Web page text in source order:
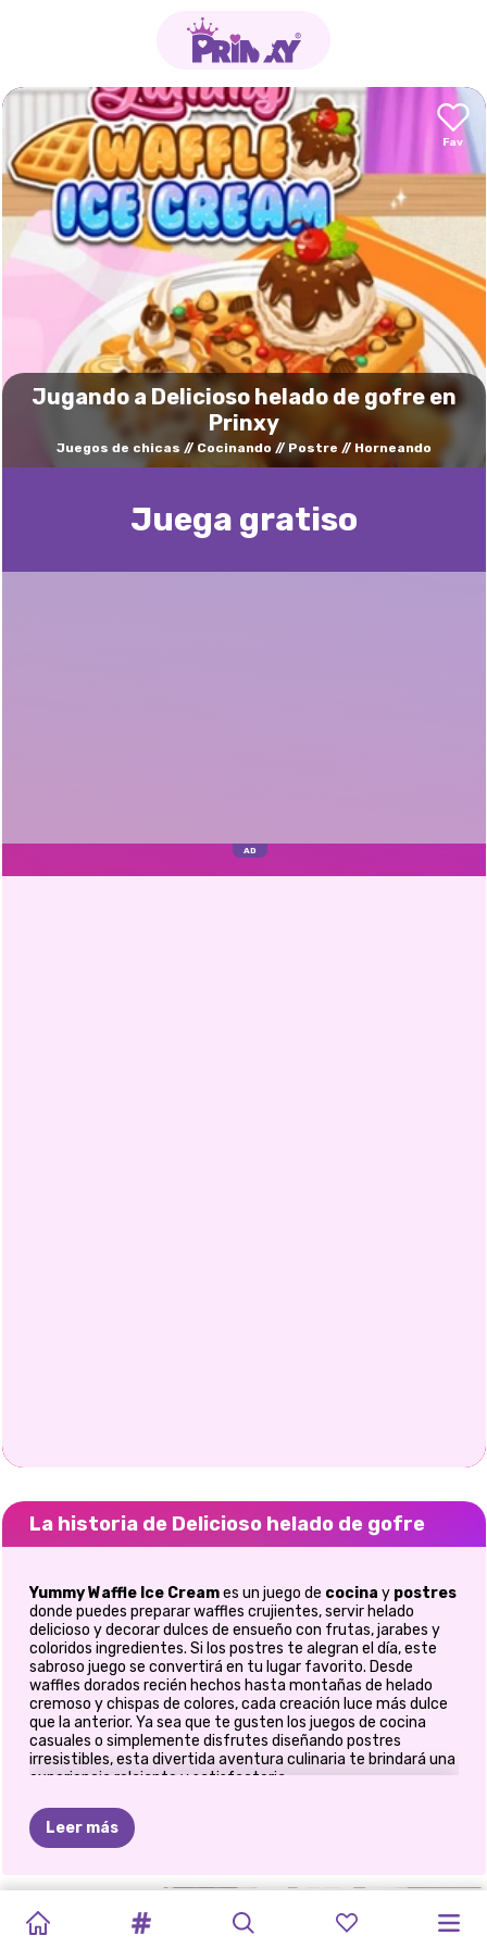
Jugando a Delicioso helado de gofre en
Prinxy
Juegos de chicas Cocinando Postre Horneando
Juega gratisо
La historia de Delicioso helado de gofre
Yummy Waffle Ice Creames un juego de cocina y postres
donde puedes preparar waffles crujientes, servir helado
delicioso y decorar dulces de ensueño con frutas, jarabes y
coloridos ingredientes. Si los postres te alegran el día, este
sabroso juego se convertirá en tu lugar favorito. Desde
waffles dorados recién hechos hasta montañas de helado
cremoso y chispas de colores, cada creación luce más dulce
que la anterior. Ya sea que te gusten los juegos de cocina
casuales o simplemente disfrutes diseñando postres
irresistibles, esta divertida aventura culinaria te brindará una
experiencia relajante y satisfactoria.
🍓 Crea la obra maestra de postre
definitiva
Tu creatividad en la cocina no tiene límites.
Prepara gofres calientes y crujientes.
Leer más
DE
TRUCK:
PARA
RECETA
DE
FÁBRICA
DE
FÁBRICA
DONAS
CAKE
MAKER
HORNEAR
REGALO